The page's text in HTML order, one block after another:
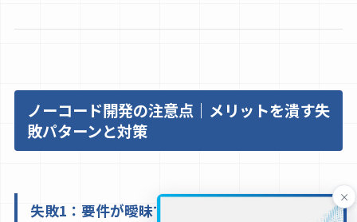
ノーコード開発の注意点｜メリットを潰す失
敗パターンと対策
失敗1：要件が曖昧で、アプリが使われない
×